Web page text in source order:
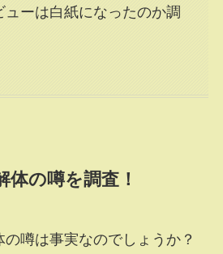
ューは白紙になったのか調
体の噂を調査！
噂は事実なのでしょうか？